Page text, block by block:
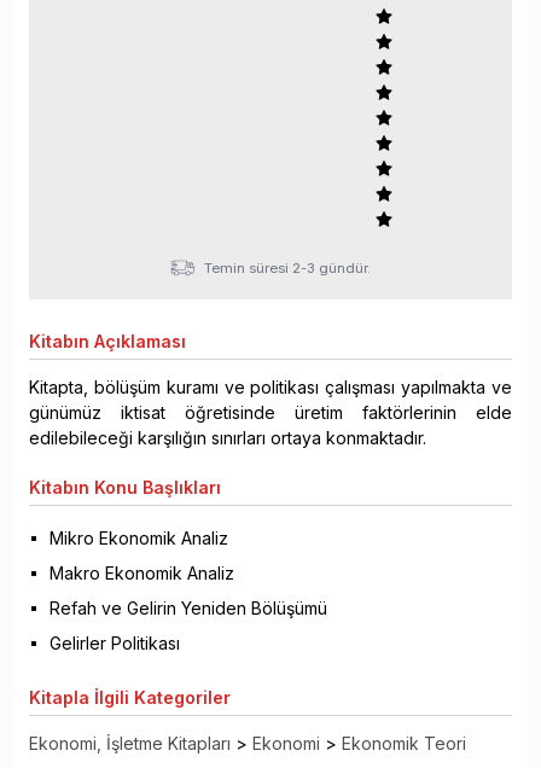
Temin süresi 2-3 gündür.
Kitabın Açıklaması
Kitapta, bölüşüm kuramı ve politikası çalışması yapılmakta ve
günümüz iktisat öğretisinde üretim faktörlerinin elde
edilebileceği karşılığın sınırları ortaya konmaktadır.
Kitabın Konu Başlıkları
Mikro Ekonomik Analiz
Makro Ekonomik Analiz
Refah ve Gelirin Yeniden Bölüşümü
Gelirler Politikası
Kitapla İlgili Kategoriler
Ekonomi, İşletme Kitapları > Ekonomi > Ekonomik Teori